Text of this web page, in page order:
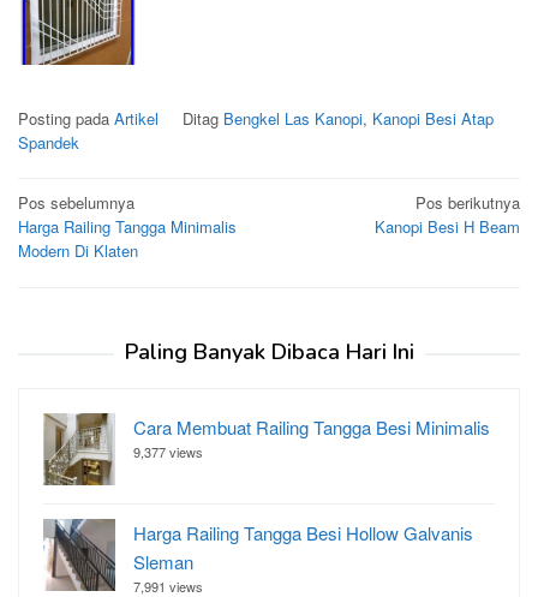
Posting pada Artikel Ditag Bengkel Las Kanopi, Kanopi Besi Atap
Spandek
Navigasi
pos
Pos sebelumnya
Harga Railing Tangga Minimalis
Modern Di Klaten
Pos berikutnya
Kanopi Besi H Beam
Paling Banyak Dibaca Hari Ini
Cara Membuat Railing Tangga Besi Minimalis
9,377 views
Harga Railing Tangga Besi Hollow Galvanis
Sleman
7,991 views